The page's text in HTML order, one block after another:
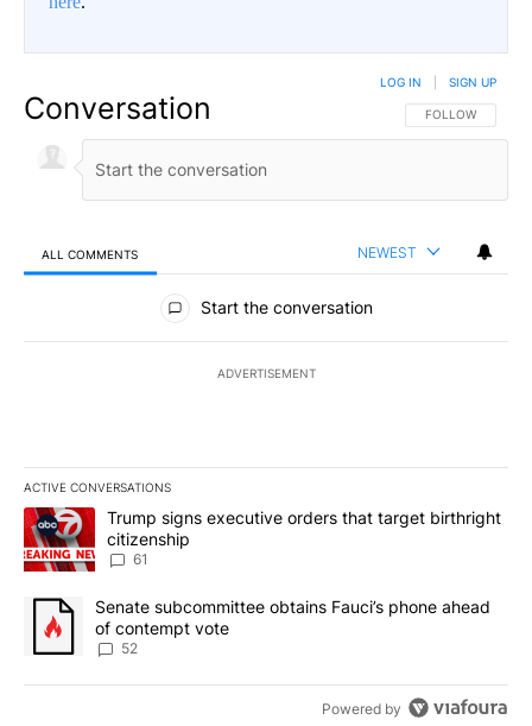
Conversation FOLLOW THIS
FOLLOW
LOG IN SIGN UP
ALL COMMENTS NEWEST
All Comments
Start the conversation
ADVERTISEMENT
ACTIVE CONVERSATIONS
The following is a list of the most commented articles in the last
A trending article titled "Trump signs executive orders that
Trump signs executive orders that target birthright
citizenship
61
A trending article titled "Senate subcommittee obtains Fauci’s
Senate subcommittee obtains Fauci’s phone ahead
of contempt vote
52
Powered by